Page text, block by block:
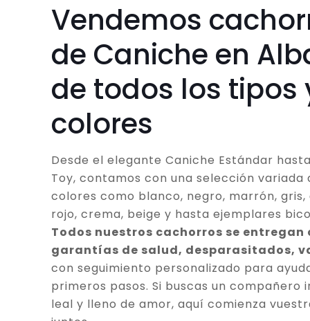
Vendemos
de Caniche en
de todos los tipos
colores
Desde el elegante Caniche Estándar
Toy, contamos con una selección variada
colores como blanco, negro, marrón,
rojo, crema, beige y hasta ejemplares
Todos nuestros cachorros se entregan
garantías de salud, desparasitados,
con seguimiento personalizado para
primeros pasos. Si buscas un compañero
leal y lleno de amor, aquí comienza